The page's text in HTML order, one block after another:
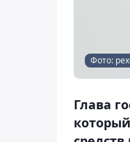
Фото:
Глава